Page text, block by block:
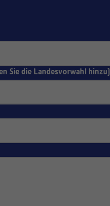
Sie die Landesvorwahl hinzu)